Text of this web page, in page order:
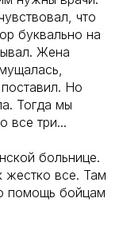
что
буквально на
Жена
Но
Тогда мы
все три...
больнице.
жестко все. Там
помощь бойцам